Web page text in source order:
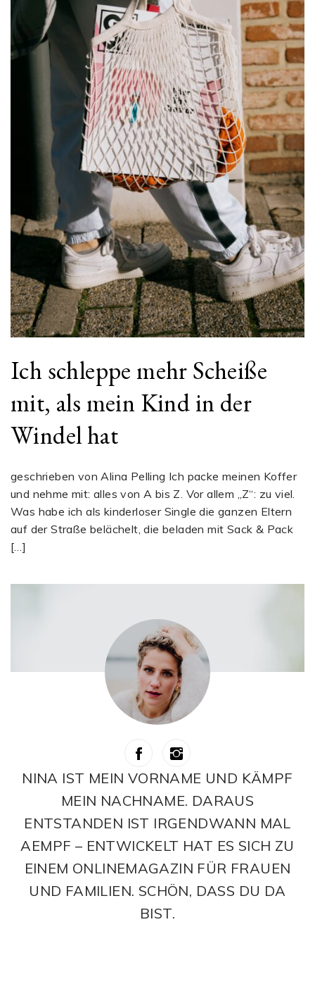
Ich schleppe mehr Scheiße
mit, als mein Kind in der
Windel hat
geschrieben von Alina Pelling Ich packe meinen Koffer
und nehme mit: alles von A bis Z. Vor allem „Z“: zu viel.
Was habe ich als kinderloser Single die ganzen Eltern
auf der Straße belächelt, die beladen mit Sack & Pack
[…]
NINA IST MEIN VORNAME UND KÄMPF
MEIN NACHNAME. DARAUS
ENTSTANDEN IST IRGENDWANN MAL
AEMPF – ENTWICKELT HAT ES SICH ZU
EINEM ONLINEMAGAZIN FÜR FRAUEN
UND FAMILIEN. SCHÖN, DASS DU DA
BIST.